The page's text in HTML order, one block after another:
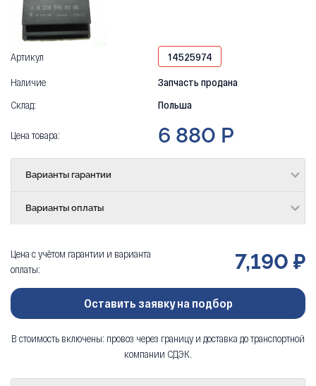
Артикул
14525974
Наличие
Запчасть продана
Склад:
Польша
Цена товара: 6 880 Р
Варианты гарантии
Варианты оплаты
Цена с учётом гарантии и варианта
оплаты:
7,190 ₽
Оставить заявку на подбор
В стоимость включены: провоз через границу и доставка до транспортной
компании СДЭК.